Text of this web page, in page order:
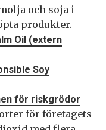
och soja i
produkter.
Oil (extern
Soy
för riskgrödor
för företagets